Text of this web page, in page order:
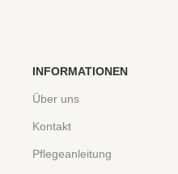
INFORMATIONEN
Über uns
Kontakt
Pflegeanleitung